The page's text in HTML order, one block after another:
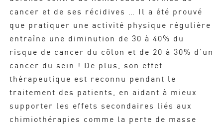
cancer et de ses récidives … Il a été prouvé
que pratiquer une activité physique régulière
entraîne une diminution de 30 à 40% du
risque de cancer du côlon et de 20 à 30% d’un
cancer du sein ! De plus, son effet
thérapeutique est reconnu pendant le
traitement des patients, en aidant à mieux
supporter les effets secondaires liés aux
chimiothérapies comme la perte de masse